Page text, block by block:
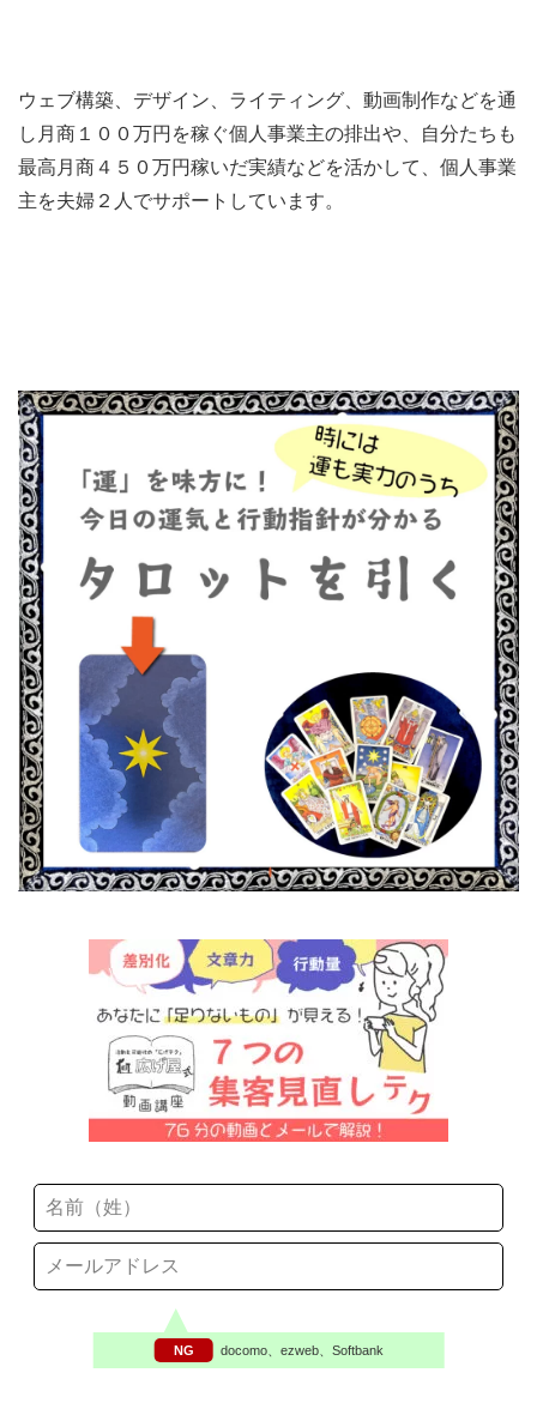
ウェブ構築、デザイン、ライティング、動画制作などを通
し月商１００万円を稼ぐ個人事業主の排出や、自分たちも
最高月商４５０万円稼いだ実績などを活かして、個人事業
主を夫婦２人でサポートしています。
NG docomo、ezweb、Softbank